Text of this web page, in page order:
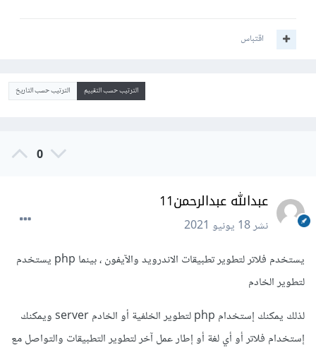
اقتباس
الترتيب حسب التقييم الترتيب حسب التاريخ
0
عبدالله عبدالرحمن11
نشر18 يونيو 2021
يستخدم فلاتر لتطوير تطبيقات الاندرويد والآيفون ، بينما php يستخدم
لتطوير الخادم
لذلك يمكنك إستخدام php لتطوير الخلفية أو الخادم server ويمكنك
إستخدام فلاتر أو أي لغة أو إطار عمل آخر لتطوير التطبيقات والتواصل مع